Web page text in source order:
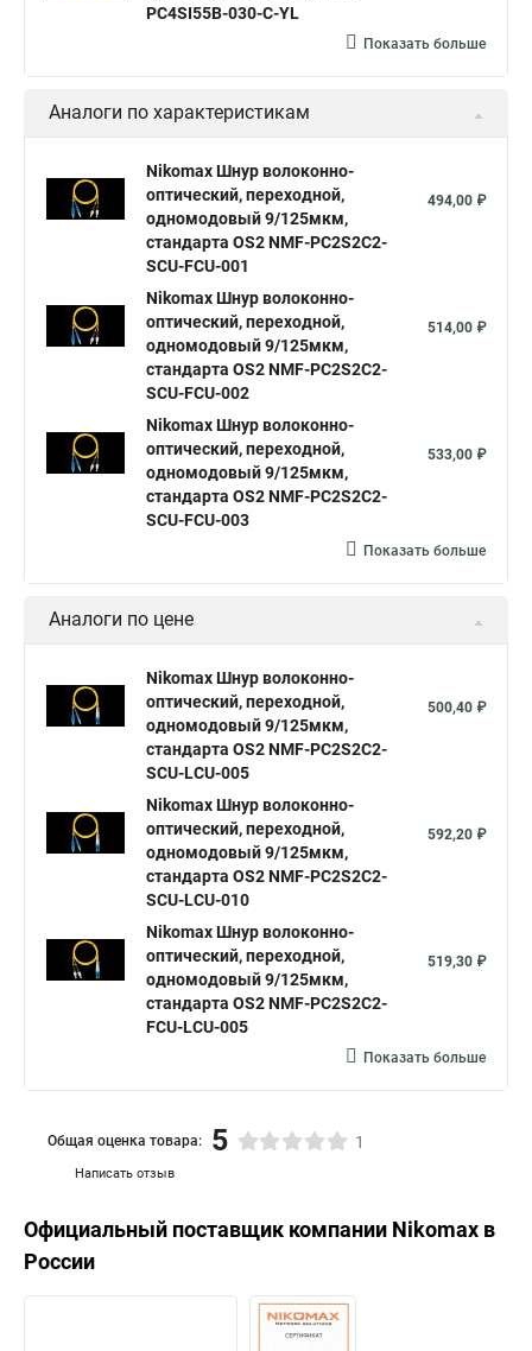
PC4SI55B-030-C-YL
Показать больше
Аналоги по характеристикам
Nikomax Шнур волоконно-
оптический, переходной,
одномодовый 9/125мкм,
стандарта OS2 NMF-PC2S2C2-
SCU-FCU-001
494,00 ₽
Nikomax Шнур волоконно-
оптический, переходной,
одномодовый 9/125мкм,
стандарта OS2 NMF-PC2S2C2-
SCU-FCU-002
514,00 ₽
Nikomax Шнур волоконно-
оптический, переходной,
одномодовый 9/125мкм,
стандарта OS2 NMF-PC2S2C2-
SCU-FCU-003
533,00 ₽
Показать больше
Аналоги по цене
Nikomax Шнур волоконно-
оптический, переходной,
одномодовый 9/125мкм,
стандарта OS2 NMF-PC2S2C2-
SCU-LCU-005
500,40 ₽
Nikomax Шнур волоконно-
оптический, переходной,
одномодовый 9/125мкм,
стандарта OS2 NMF-PC2S2C2-
SCU-LCU-010
592,20 ₽
Nikomax Шнур волоконно-
оптический, переходной,
одномодовый 9/125мкм,
стандарта OS2 NMF-PC2S2C2-
FCU-LCU-005
519,30 ₽
Показать больше
Написать отзыв
Общая оценка товара: 5 1
Официальный поставщик компании Nikomax в
России